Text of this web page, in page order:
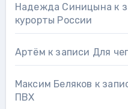
Надежда Синицына к
курорты России
Артём к записи Для
Максим Беляков к
ПВХ